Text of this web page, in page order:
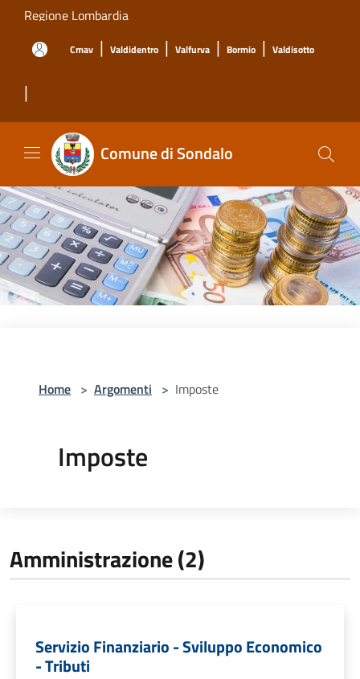
Salta al contenuto principale
Regione Lombardia
Cmav | Valdidentro | Valfurva | Bormio | Valdisotto
|
Comune di Sondalo
Home > Argomenti > Imposte
Imposte
Amministrazione (2)
Servizio Finanziario - Sviluppo Economico
- Tributi